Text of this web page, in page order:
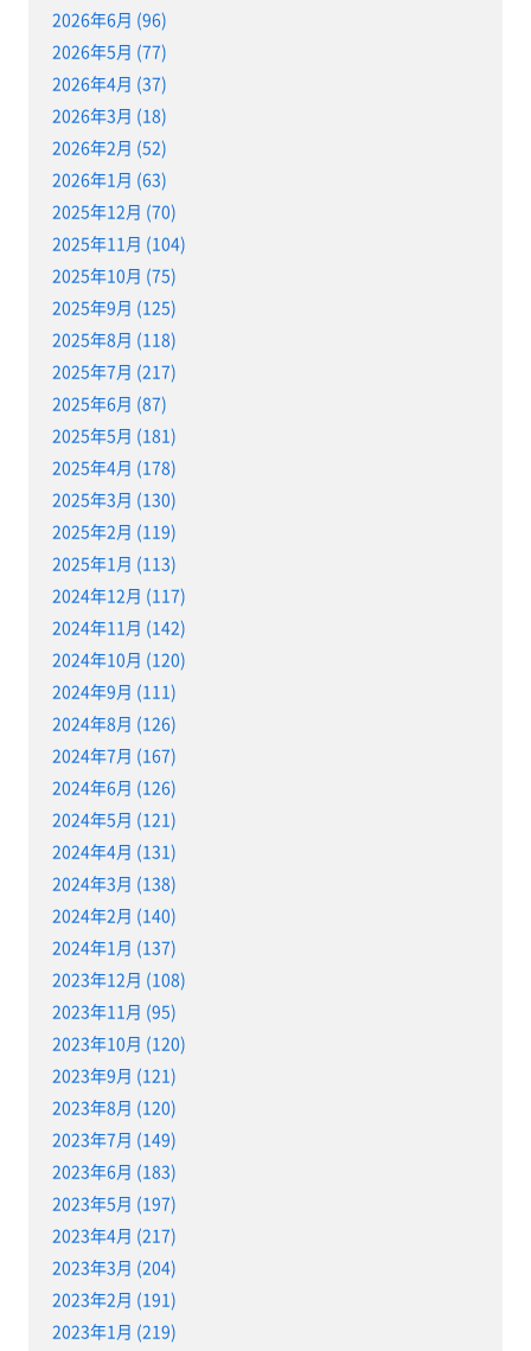
2026年6月 (96)
2026年5月 (77)
2026年4月 (37)
2026年3月 (18)
2026年2月 (52)
2026年1月 (63)
2025年12月 (70)
2025年11月 (104)
2025年10月 (75)
2025年9月 (125)
2025年8月 (118)
2025年7月 (217)
2025年6月 (87)
2025年5月 (181)
2025年4月 (178)
2025年3月 (130)
2025年2月 (119)
2025年1月 (113)
2024年12月 (117)
2024年11月 (142)
2024年10月 (120)
2024年9月 (111)
2024年8月 (126)
2024年7月 (167)
2024年6月 (126)
2024年5月 (121)
2024年4月 (131)
2024年3月 (138)
2024年2月 (140)
2024年1月 (137)
2023年12月 (108)
2023年11月 (95)
2023年10月 (120)
2023年9月 (121)
2023年8月 (120)
2023年7月 (149)
2023年6月 (183)
2023年5月 (197)
2023年4月 (217)
2023年3月 (204)
2023年2月 (191)
2023年1月 (219)